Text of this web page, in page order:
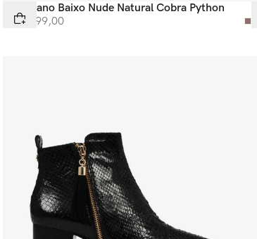
Bota Cano Baixo Nude Natural Cobra Python
R$ 4 299,00